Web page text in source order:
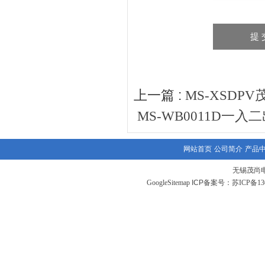
上一篇 : MS-XSDPV
MS-WB0011D一入
网站首页 公司简介 产品
无锡茂尚
GoogleSitemapICP备案号： 苏ICP备